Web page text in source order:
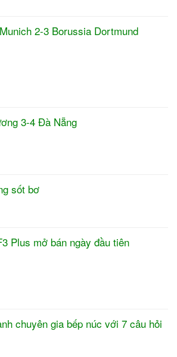
2-3 Borussia Dortmund
3-4 Đà Nẵng
sốt bơ
Plus mở bán ngày đầu tiên
chuyên gia bếp núc với 7 câu hỏi